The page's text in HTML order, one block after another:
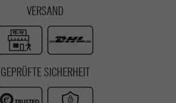
VERSAND
GEPRÜFTE SICHERHEIT